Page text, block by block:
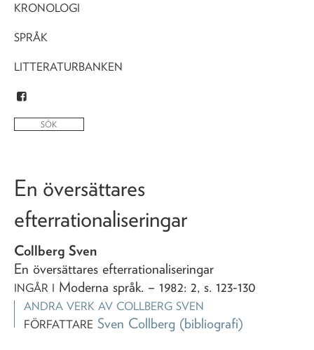
KRONOLOGI
SPRÅK
LITTERATURBANKEN
En översättares
efterrationaliseringar
Collberg Sven
En översättares efterrationaliseringar
INGÅR I Moderna språk. – 1982: 2, s. 123-130
ANDRA VERK AV COLLBERG SVEN
FÖRFATTARE Sven Collberg (bibliografi)